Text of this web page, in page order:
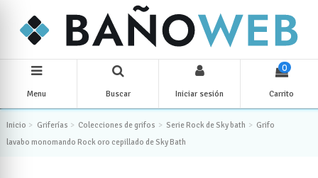
Menu Buscar Iniciar sesión
0
Carrito
Inicio Griferías Colecciones de grifos Serie Rock de Sky bath
Grifo
lavabo monomando Rock oro cepillado de Sky Bath